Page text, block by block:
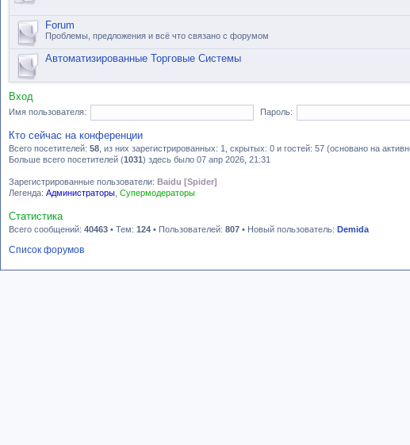
Forum
Проблемы, предложения и всё что связано с форумом
Автоматизированные Торговые Системы
Вход
Имя пользователя: Пароль:
Кто сейчас на конференции
Всего посетителей: 58 , из них зарегистрированных: 1, скрытых: 0 и гостей: 57 (основано на
Больше всего посетителей (1031) здесь было 07 апр 2026, 21:31
Зарегистрированные пользователи: Baidu [Spider]
Легенда: Администраторы Супермодераторы
Статистика
Всего сообщений: 40463 • Тем: 124 • Пользователей: 807 • Новый пользователь: Demida
Список форумов